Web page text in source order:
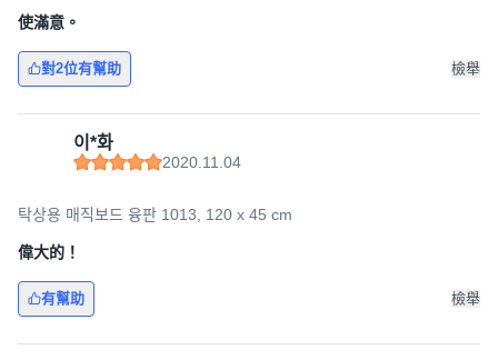
使滿意。
對2位有幫助 檢舉
이*화
2020.11.04
탁상용 매직보드 융판 1013, 120 x 45 cm
偉大的！
有幫助 檢舉